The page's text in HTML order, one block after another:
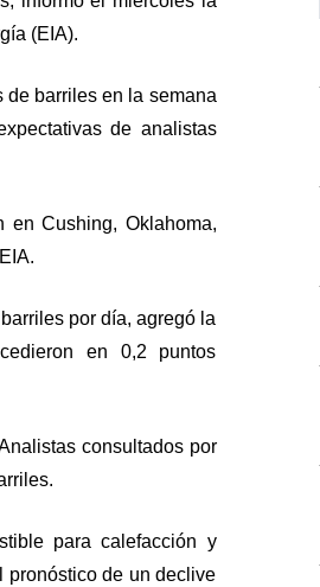
(EIA).
de barriles en la semana
de analistas
en Cushing, Oklahoma,
por día, agregó la
en 0,2 puntos
consultados por
para calefacción y
pronóstico de un declive